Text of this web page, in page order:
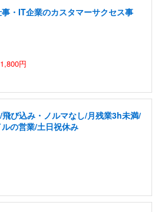
・IT企業のカスタマーサクセス事
円
飛び込み・ノルマなし/月残業3h未満/
の営業/土日祝休み